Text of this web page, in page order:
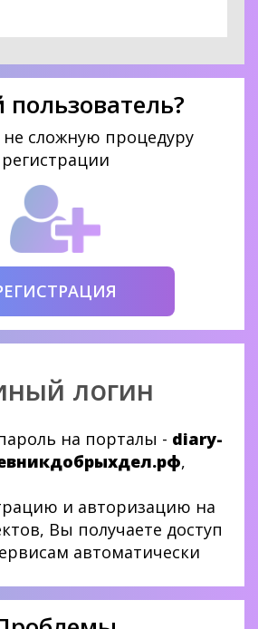
сложную процедуру
регистрации
логин
на порталы - diary-
,
и авторизацию на
Вы получаете доступ
автоматически